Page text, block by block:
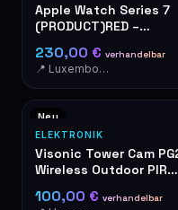
Apple Watch Series 7
(PRODUCT)RED –
230,00 € verhandelbar
📍 Luxembourg-Cents
Neu
ELEKTRONIK
Visonic Tower Cam
Wireless Outdoor PIR
100,00 € verhandelbar